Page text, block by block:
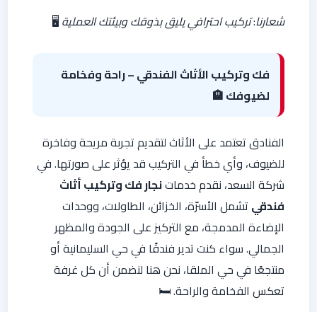
شعارنا:تركيب احترافي يليق بذوقك وبيئتك العملية🖥️
فك وتركيب الأثاث الفندقي – راحة وفخامة
لضيوفك 🏨
الفنادق تعتمد على الأثاث لتقديم تجربة مريحة وفاخرة
للضيوف، وأي خطأ في التركيب قد يؤثر على صورتها. في
شركة السعد، نقدم خدماتنجار فك وتركيب أثاث
فندقي تشمل الأسرّة، الخزائن، الطاولات، ووحدات
الإضاءة المدمجة، مع التركيز على الجودة والمظهر
الجمالي. سواء كنت تدير فندقًا في حي السليمانية أو
منتجعًا في حي الملقا، نحن هنا لنضمن أن كل غرفة
تعكس الفخامة والراحة. 🛏️